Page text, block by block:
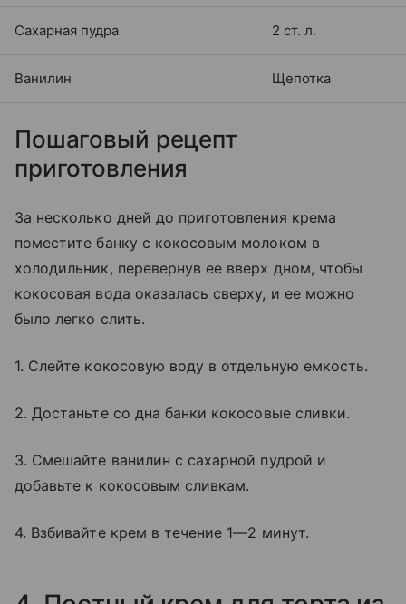
Сахарная пудра 2 ст. л.
Ванилин Щепотка
Пошаговый рецепт
приготовления
За несколько дней до приготовления крема
поместите банку с кокосовым молоком в
холодильник, перевернув ее вверх дном, чтобы
кокосовая вода оказалась сверху, и ее можно
было легко слить.
1. Слейте кокосовую воду в отдельную емкость.
2. Достаньте со дна банки кокосовые сливки.
3. Смешайте ванилин с сахарной пудрой и
добавьте к кокосовым сливкам.
4. Взбивайте крем в течение 1—2 минут.